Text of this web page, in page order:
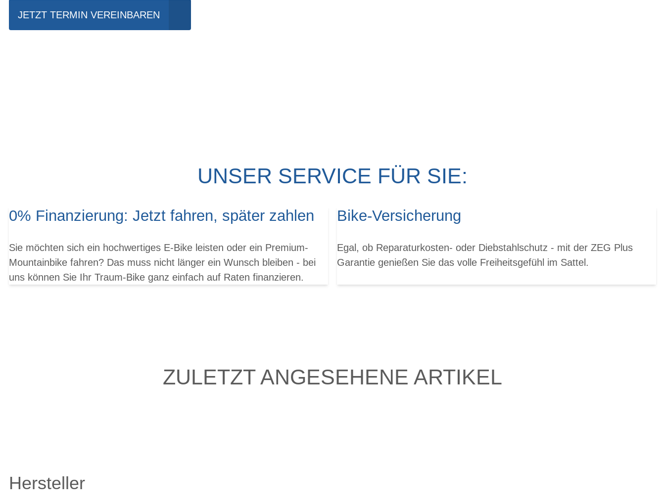
JETZT TERMIN VEREINBAREN
UNSER SERVICE FÜR SIE:
0% Finanzierung: Jetzt fahren, später zahlen
Sie möchten sich ein hochwertiges E-Bike leisten oder ein Premium-
Mountainbike fahren? Das muss nicht länger ein Wunsch bleiben - bei
uns können Sie Ihr Traum-Bike ganz einfach auf Raten finanzieren.
Bike-Versicherung
Egal, ob Reparaturkosten- oder Diebstahlschutz - mit der ZEG Plus
Garantie genießen Sie das volle Freiheitsgefühl im Sattel.
ZULETZT ANGESEHENE ARTIKEL
Hersteller